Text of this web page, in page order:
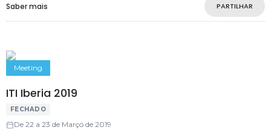
Saber mais PARTILHAR
Meeting
ITI Iberia 2019
FECHADO
De 22 a 23 de Março de 2019